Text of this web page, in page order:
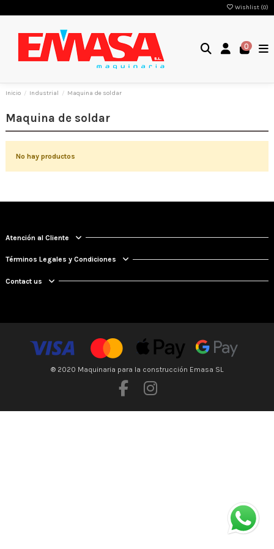
Wishlist (0)
0
Inicio Industrial Maquina de soldar
Maquina de soldar
No hay productos
Atención al Cliente
Términos Legales y Condiciones
Contact us
® 2020 Maquinaria para la construcción Emasa SL